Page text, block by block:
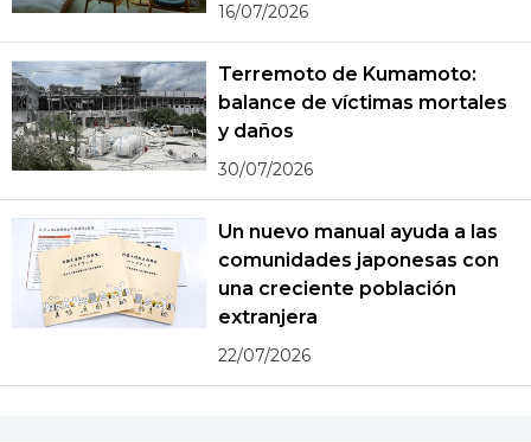
16/07/2026
Terremoto de Kumamoto:
balance de víctimas mortales
y daños
30/07/2026
Un nuevo manual ayuda a las
comunidades japonesas con
una creciente población
extranjera
22/07/2026